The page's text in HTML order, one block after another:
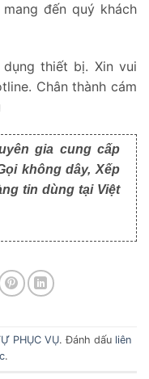
đến quý khách
thiết bị. Xin vui
Chân thành cám
gia cung cấp
không dây, Xếp
tin dùng tại Việt
PHỤC VỤ. Đánh dấu liên
.